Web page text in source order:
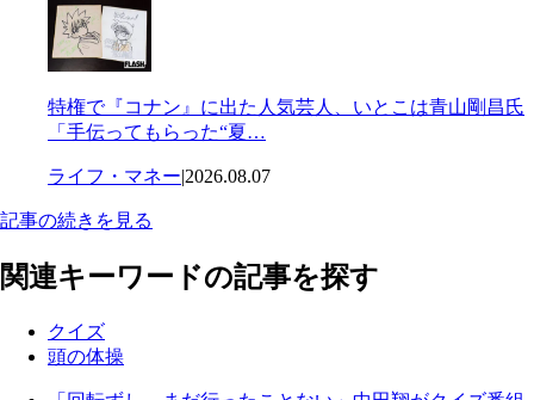
特権で『コナン』に出た人気芸人、いとこは青山剛昌氏
「手伝ってもらった“夏…
ライフ・マネー|2026.08.07
記事の続きを見る
関連キーワードの記事を探す
クイズ
頭の体操